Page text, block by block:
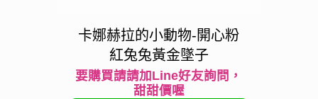
卡娜赫拉的小動物-開心粉
紅兔兔黃金墜子
要購買請請加Line好友詢問，
甜甜價喔